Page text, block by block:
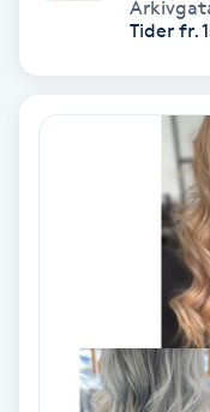
Fransar
Fransförlängning
Fransförlängning
Tider fr.